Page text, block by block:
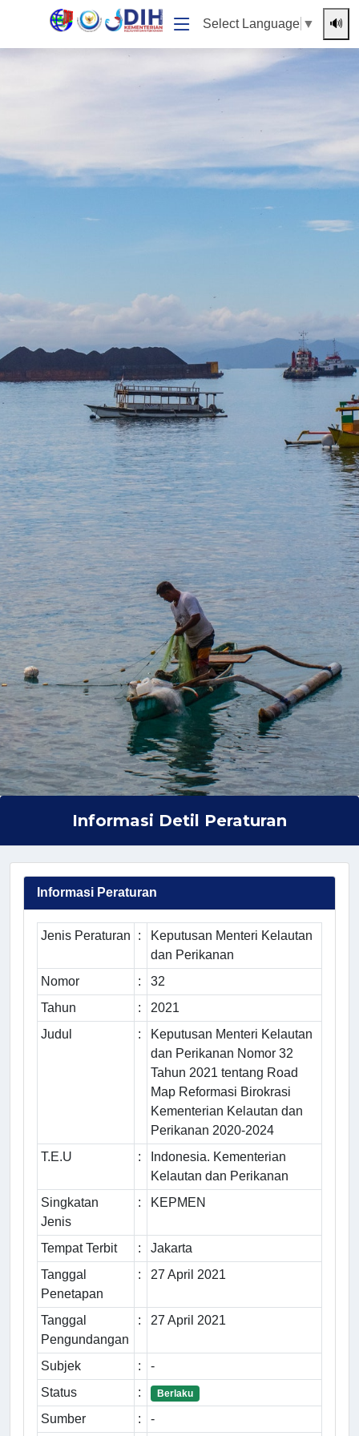
Select Language ▼ 🔊
Informasi Detil Peraturan
Informasi Peraturan
Jenis Peraturan :
Keputusan Menteri Kelautan
dan Perikanan
Nomor
:
32
Tahun
:
2021
Judul
:
Keputusan Menteri Kelautan
dan Perikanan Nomor 32
Tahun 2021 tentang Road
Map Reformasi Birokrasi
Kementerian Kelautan dan
Perikanan 2020-2024
T.E.U
:
Indonesia. Kementerian
Kelautan dan Perikanan
Singkatan
Jenis
: KEPMEN
Tempat Terbit :
Jakarta
Tanggal
Penetapan
: 27 April 2021
Tanggal
Pengundangan
: 27 April 2021
Subjek :
-
Status
: Berlaku
Sumber : -